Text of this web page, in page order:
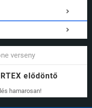
verseny
elődöntő
hamarosan!